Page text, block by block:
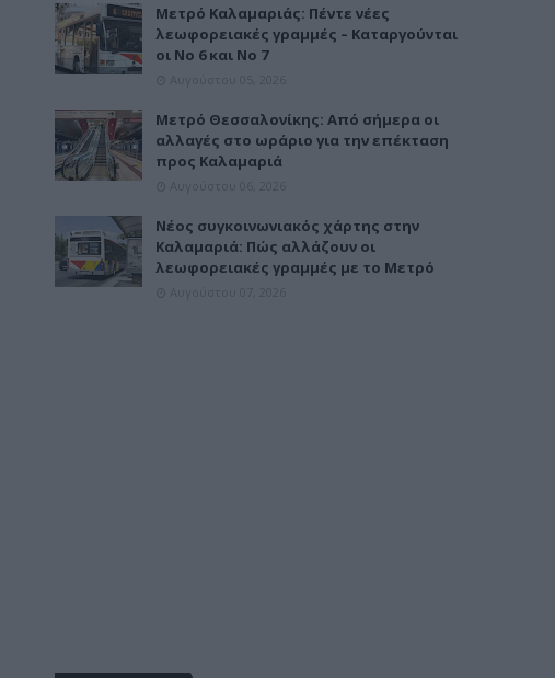
Μετρό Καλαμαριάς: Πέντε νέες
λεωφορειακές γραμμές – Καταργούνται
οι Νο 6 και Νο 7
Μετρό Θεσσαλονίκης: Από σήμερα οι
αλλαγές στο ωράριο για την επέκταση
προς Καλαμαριά
Νέος συγκοινωνιακός χάρτης στην
Καλαμαριά: Πώς αλλάζουν οι
λεωφορειακές γραμμές με το Μετρό